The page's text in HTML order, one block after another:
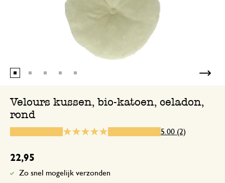
Velours kussen, bio-katoen, celadon,
rond
5.00 (2)
22,95
Zo snel mogelijk verzonden
18 mei 2023
Goede kwaliteit
10 mei 2024